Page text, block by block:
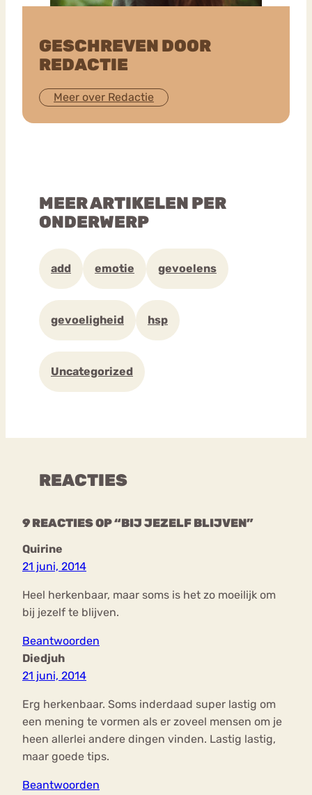
GESCHREVEN DOOR
REDACTIE
Meer over Redactie
MEER ARTIKELEN PER
ONDERWERP
add emotie gevoelens
gevoeligheid hsp
Uncategorized
REACTIES
9 REACTIES OP “BIJ JEZELF BLIJVEN”
Quirine
21 juni, 2014
Heel herkenbaar, maar soms is het zo moeilijk om
bij jezelf te blijven.
Beantwoorden
Diedjuh
21 juni, 2014
Erg herkenbaar. Soms inderdaad super lastig om
een mening te vormen als er zoveel mensen om je
heen allerlei andere dingen vinden. Lastig lastig,
maar goede tips.
Beantwoorden